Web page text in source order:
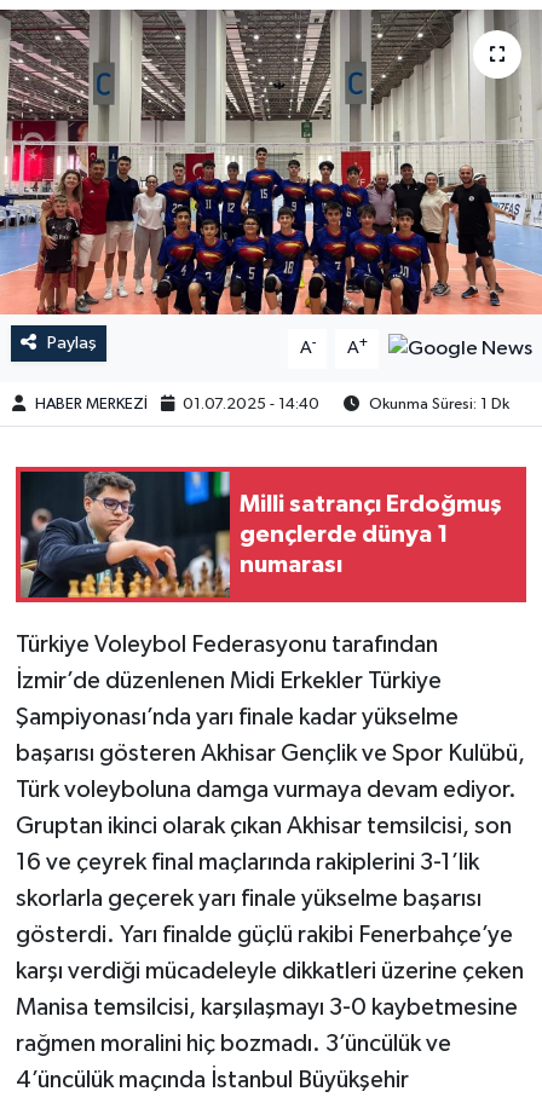
Paylaş A- A+
HABER MERKEZİ 01.07.2025 - 14:40 Okunma Süresi: 1 Dk
Milli satrançı Erdoğmuş
gençlerde dünya 1
numarası
Türkiye Voleybol Federasyonu tarafından
İzmir’de düzenlenen Midi Erkekler Türkiye
Şampiyonası’nda yarı finale kadar yükselme
başarısı gösteren Akhisar Gençlik ve Spor Kulübü,
Türk voleyboluna damga vurmaya devam ediyor.
Gruptan ikinci olarak çıkan Akhisar temsilcisi, son
16 ve çeyrek final maçlarında rakiplerini 3-1’lik
skorlarla geçerek yarı finale yükselme başarısı
gösterdi. Yarı finalde güçlü rakibi Fenerbahçe’ye
karşı verdiği mücadeleyle dikkatleri üzerine çeken
Manisa temsilcisi, karşılaşmayı 3-0 kaybetmesine
rağmen moralini hiç bozmadı. 3’üncülük ve
4’üncülük maçında İstanbul Büyükşehir